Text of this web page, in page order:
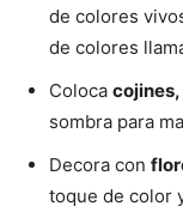
de colores
de colores
Coloca
sombra para
Decora con
toque de color